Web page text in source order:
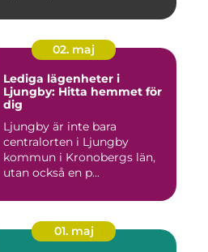
02. maj
Lediga lägenheter i
Ljungby: Hitta hemmet för
dig
Ljungby är inte bara
centralorten i Ljungby
kommun i Kronobergs län,
utan också en p...
01. maj